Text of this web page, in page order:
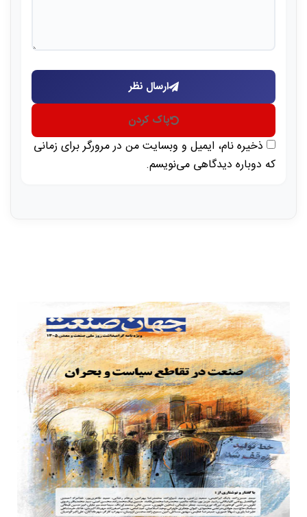
ارسال نظر
پاک کردن
ذخیره نام، ایمیل و وبسایت من در مرورگر برای زمانی
که دوباره دیدگاهی می‌نویسم.